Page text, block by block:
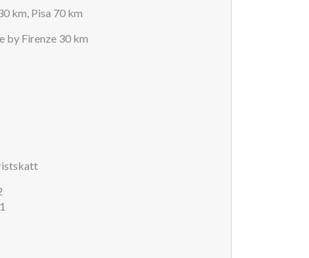
km, Pisa 70 km
Firenze 30 km